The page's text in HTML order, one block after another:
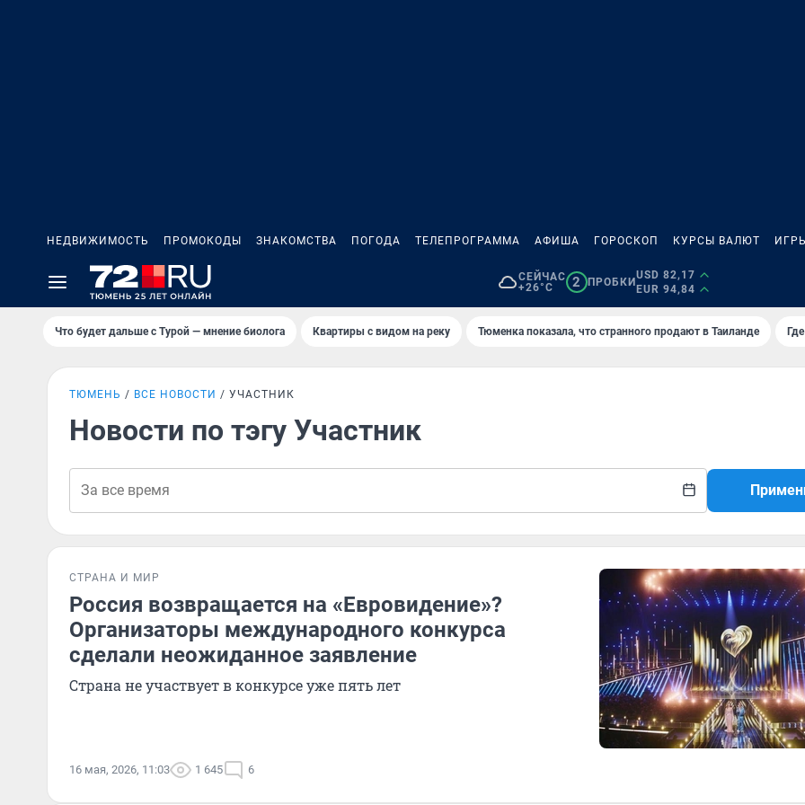
НЕДВИЖИМОСТЬ ПРОМОКОДЫ ЗНАКОМСТВА ПОГОДА ТЕЛЕПРОГРАММА АФИША ГОРОСКОП КУРСЫ ВАЛЮТ
СЕЙЧАС
+26°C
2 ПРОБКИ
USD 82,17
EUR 94,84
Что будет дальше с Турой — мнение биолога Квартиры с видом на реку Тюменка показала, что странного продают в Таиланде
ТЮМЕНЬ ВСЕ НОВОСТИ УЧАСТНИК
Новости по тэгу Участник
СТРАНА И МИР
Россия возвращается на «Евровидение»?
Организаторы международного конкурса
сделали неожиданное заявление
Страна не участвует в конкурсе уже пять лет
16 мая, 2026, 11:03 1 645 6